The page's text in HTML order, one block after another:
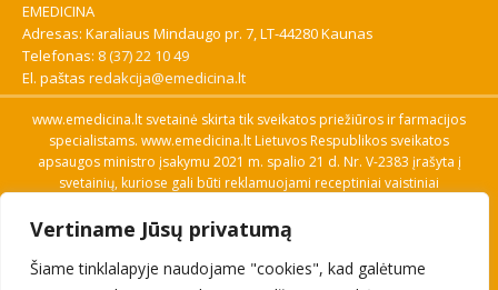
Vertiname Jūsų privatumą
Šiame tinklalapyje naudojame "cookies", kad galėtume
EMEDICINA
Adresas: Karaliaus Mindaugo pr. 7, LT-44280 Kaunas
Telefonas: 8 (37) 22 10 49
El. paštas redakcija@emedicina.lt
www.emedicina.lt svetainė skirta tik sveikatos priežiūros ir farmacijos
specialistams. www.emedicina.lt Lietuvos Respublikos sveikatos
apsaugos ministro įsakymu 2021 m. spalio 21 d. Nr. V-2383 įrašyta į
svetainių, kuriose gali būti reklamuojami receptiniai vaistiniai
savo profesinę kvalifikaciją. Naudingos nuorodos: Vaistų ir medicinos
pagalbos priemonių kainų paieška, VVKT tinklalapis, Sveikatos
priežiūros ar farmacijos specialisto pranešimo apie įtariamą